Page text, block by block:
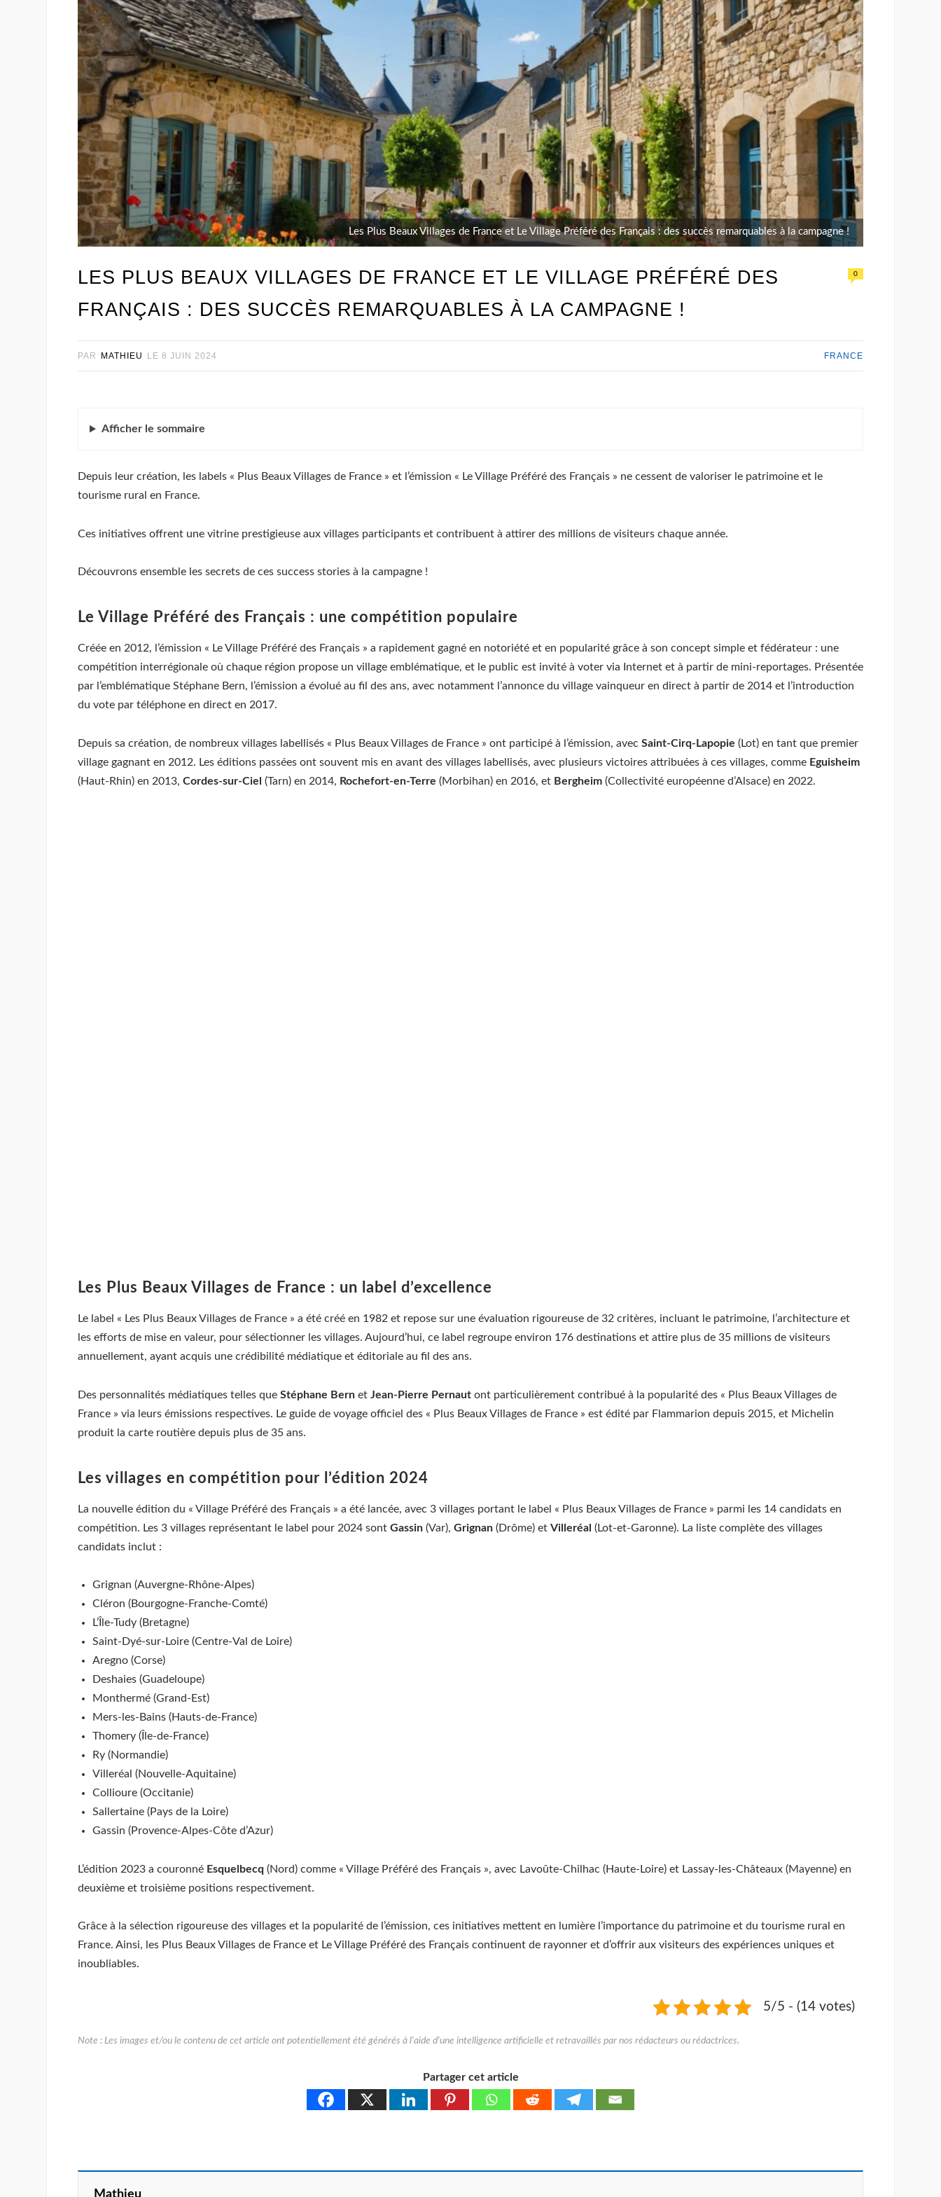
Les Plus Beaux Villages de France et Le Village Préféré des Français : des succès remarquables à la campagne !
LES PLUS BEAUX VILLAGES DE FRANCE ET LE VILLAGE PRÉFÉRÉ DES
FRANÇAIS : DES SUCCÈS REMARQUABLES À LA CAMPAGNE !
0
PAR MATHIEU LE 8 JUIN 2024 FRANCE
Afficher le sommaire
Depuis leur création, les labels « Plus Beaux Villages de France » et l’émission « Le Village Préféré des Français » ne cessent de valoriser le patrimoine et le
tourisme rural en France.
Ces initiatives offrent une vitrine prestigieuse aux villages participants et contribuent à attirer des millions de visiteurs chaque année.
Découvrons ensemble les secrets de ces success stories à la campagne !
Le Village Préféré des Français : une compétition populaire
Créée en 2012, l’émission « Le Village Préféré des Français » a rapidement gagné en notoriété et en popularité grâce à son concept simple et fédérateur : une
compétition interrégionale où chaque région propose un village emblématique, et le public est invité à voter via Internet et à partir de mini-reportages. Présentée
par l’emblématique Stéphane Bern, l’émission a évolué au fil des ans, avec notamment l’annonce du village vainqueur en direct à partir de 2014 et l’introduction
du vote par téléphone en direct en 2017.
Depuis sa création, de nombreux villages labellisés « Plus Beaux Villages de France » ont participé à l’émission, avec Saint-Cirq-Lapopie (Lot) en tant que premier
village gagnant en 2012. Les éditions passées ont souvent mis en avant des villages labellisés, avec plusieurs victoires attribuées à ces villages, comme Eguisheim
(Haut-Rhin) en 2013, Cordes-sur-Ciel (Tarn) en 2014, Rochefort-en-Terre (Morbihan) en 2016, et Bergheim (Collectivité européenne d’Alsace) en 2022.
Les Plus Beaux Villages de France : un label d’excellence
Le label « Les Plus Beaux Villages de France » a été créé en 1982 et repose sur une évaluation rigoureuse de 32 critères, incluant le patrimoine, l’architecture et
les efforts de mise en valeur, pour sélectionner les villages. Aujourd’hui, ce label regroupe environ 176 destinations et attire plus de 35 millions de visiteurs
annuellement, ayant acquis une crédibilité médiatique et éditoriale au fil des ans.
Des personnalités médiatiques telles que Stéphane Bern et Jean-Pierre Pernaut ont particulièrement contribué à la popularité des « Plus Beaux Villages de
France » via leurs émissions respectives. Le guide de voyage officiel des « Plus Beaux Villages de France » est édité par Flammarion depuis 2015, et Michelin
produit la carte routière depuis plus de 35 ans.
Les villages en compétition pour l’édition 2024
La nouvelle édition du « Village Préféré des Français » a été lancée, avec 3 villages portant le label « Plus Beaux Villages de France » parmi les 14 candidats en
compétition. Les 3 villages représentant le label pour 2024 sont Gassin (Var), Grignan (Drôme) et Villeréal (Lot-et-Garonne). La liste complète des villages
candidats inclut :
Grignan (Auvergne-Rhône-Alpes)
Cléron (Bourgogne-Franche-Comté)
L’Île-Tudy (Bretagne)
Saint-Dyé-sur-Loire (Centre-Val de Loire)
Aregno (Corse)
Deshaies (Guadeloupe)
Monthermé (Grand-Est)
Mers-les-Bains (Hauts-de-France)
Thomery (Île-de-France)
Ry (Normandie)
Villeréal (Nouvelle-Aquitaine)
Collioure (Occitanie)
Sallertaine (Pays de la Loire)
Gassin (Provence-Alpes-Côte d’Azur)
L’édition 2023 a couronné Esquelbecq (Nord) comme « Village Préféré des Français », avec Lavoûte-Chilhac (Haute-Loire) et Lassay-les-Châteaux (Mayenne) en
deuxième et troisième positions respectivement.
Grâce à la sélection rigoureuse des villages et la popularité de l’émission, ces initiatives mettent en lumière l’importance du patrimoine et du tourisme rural en
France. Ainsi, les Plus Beaux Villages de France et Le Village Préféré des Français continuent de rayonner et d’offrir aux visiteurs des expériences uniques et
inoubliables.
5/5 - (14 votes)
Partager cet article
Mathieu